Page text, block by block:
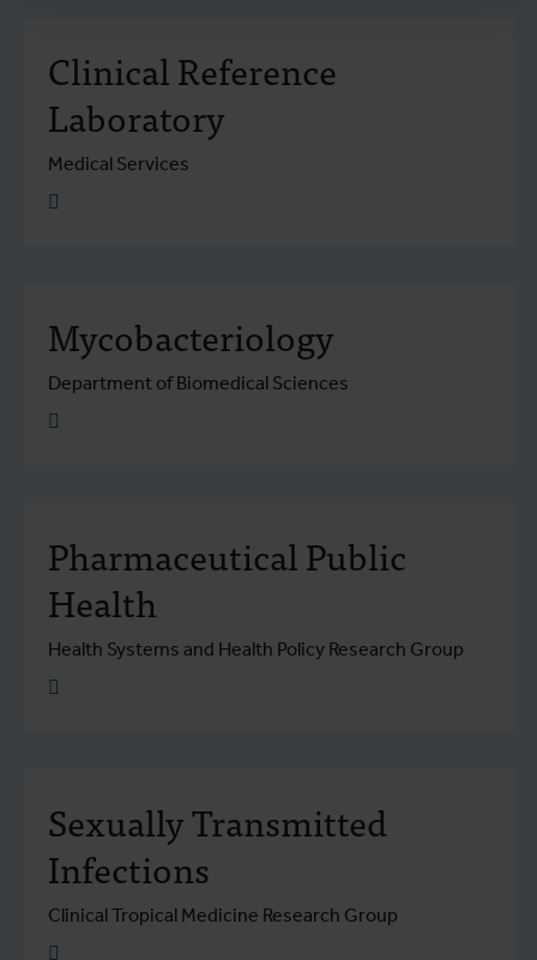
Clinical Reference
Laboratory
Medical Services
Plus d'info
Mycobacteriology
Department of Biomedical Sciences
Plus d'info
Pharmaceutical Public
Health
Health Systems and Health Policy Research Group
Plus d'info
Sexually Transmitted
Infections
Clinical Tropical Medicine Research Group
Plus d'info